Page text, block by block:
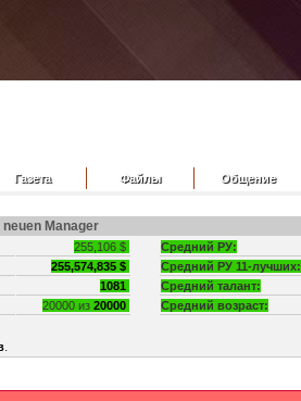
Газета Файлы Общение
Manager
255,106 $
255,574,835 $
1081
20000 из 20000
Средний РУ:
Средний РУ 11-лучших:
Средний талант:
Средний возраст:
.